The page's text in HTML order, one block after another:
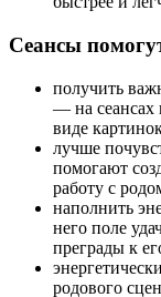
Сеансы
получить
— на сеансах
виде
лучше
помогают
работу с
наполнить
него поле
преграды к
родового